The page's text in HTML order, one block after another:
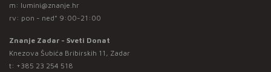
m: lumini@znanje.hr
rv: pon - ned* 9:00-21:00
Znanje Zadar - Sveti Donat
Knezova Šubića Bribirskih 11, Zadar
t: +385 23 254 518